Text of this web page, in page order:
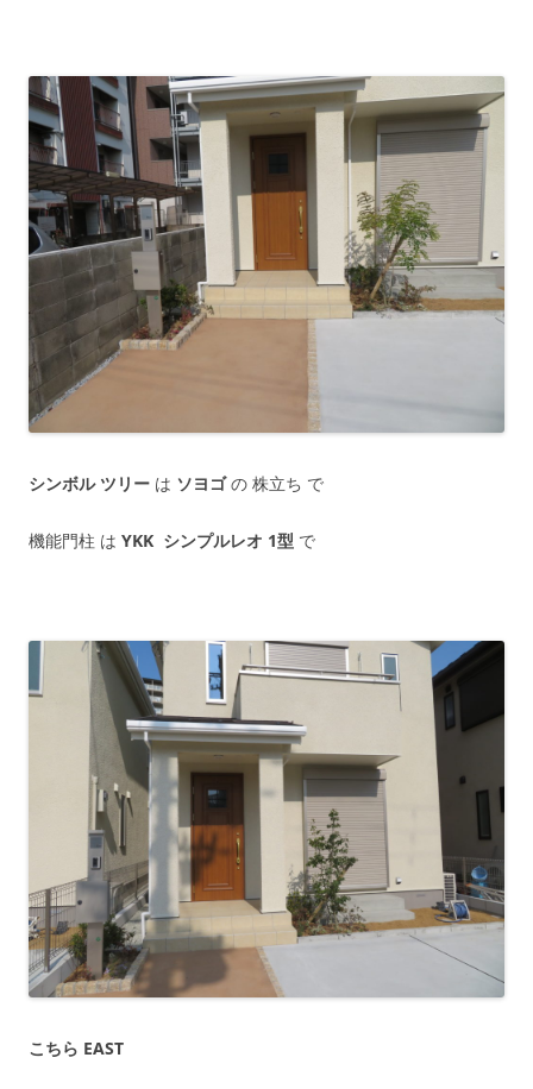
シンボル ツリー は ソヨゴの 株立ち で
機能門柱 は YKK シンプルレオ 1型 で
こちら EAST